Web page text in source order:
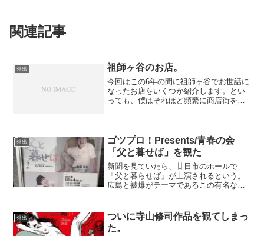
関連記事
外出 祖師ヶ谷のお店。
今回はこの6年の間に祖師ヶ谷でお世話に
なったお店をいくつか紹介します。とい
っても、僕はそれほど頻繁に商店街を利
び...
外出
ゴツプロ！Presents/青春の会
「父と暮せば」を観た
新聞を見ていたら、廿日市のホールで
「父と暮らせば」が上演されるという。
広島と被爆がテーマであるこの有名な芝
らせば」との出会いは高校生まで遡る。
演劇に興味を持ち始めた頃だ...
外出
ついに寺山修司作品を観てしまっ
た。